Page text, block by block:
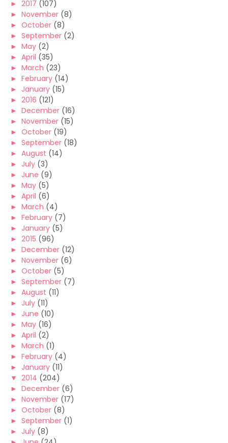
► 2017 (107)
► November (8)
► October (8)
► September (2)
► May (2)
► April (35)
► March (23)
► February (14)
► January (15)
► 2016 (121)
► December (16)
► November (15)
► October (19)
► September (18)
► August (14)
► July (3)
► June (9)
► May (5)
► April (6)
► March (4)
► February (7)
► January (5)
► 2015 (96)
► December (12)
► November (6)
► October (5)
► September (7)
► August (11)
► July (11)
► June (10)
► May (16)
► April (2)
► March (1)
► February (4)
► January (11)
▼ 2014 (204)
► December (6)
► November (17)
► October (8)
► September (1)
► July (8)